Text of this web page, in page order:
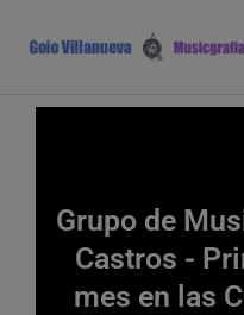
contenido
Grupo de
Castros -
mes en las